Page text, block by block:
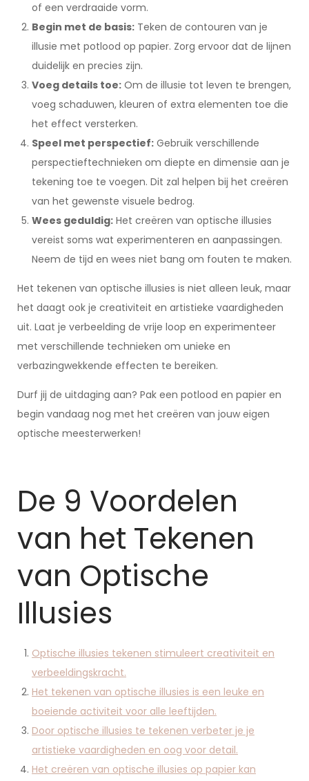
of een verdraaide vorm.
Begin met de basis: Teken de contouren van je
illusie met potlood op papier. Zorg ervoor dat de lijnen
duidelijk en precies zijn.
Voeg details toe: Om de illusie tot leven te brengen,
voeg schaduwen, kleuren of extra elementen toe die
het effect versterken.
Speel met perspectief: Gebruik verschillende
perspectieftechnieken om diepte en dimensie aan je
tekening toe te voegen. Dit zal helpen bij het creëren
van het gewenste visuele bedrog.
Wees geduldig: Het creëren van optische illusies
vereist soms wat experimenteren en aanpassingen.
Neem de tijd en wees niet bang om fouten te maken.
Het tekenen van optische illusies is niet alleen leuk, maar
het daagt ook je creativiteit en artistieke vaardigheden
uit. Laat je verbeelding de vrije loop en experimenteer
met verschillende technieken om unieke en
verbazingwekkende effecten te bereiken.
Durf jij de uitdaging aan? Pak een potlood en papier en
begin vandaag nog met het creëren van jouw eigen
optische meesterwerken!
De 9 Voordelen
van het Tekenen
van Optische
Illusies
Optische illusies tekenen stimuleert creativiteit en
verbeeldingskracht.
Het tekenen van optische illusies is een leuke en
boeiende activiteit voor alle leeftijden.
Door optische illusies te tekenen verbeter je je
artistieke vaardigheden en oog voor detail.
Het creëren van optische illusies op papier kan